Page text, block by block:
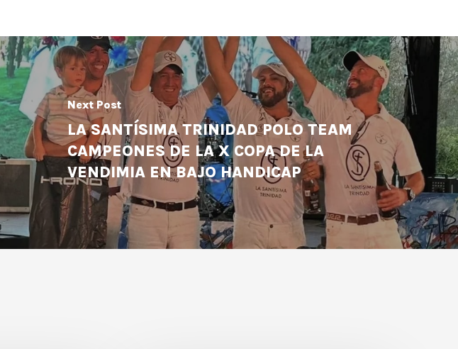
Next Post
LA SANTÍSIMA TRINIDAD POLO TEAM
CAMPEONES DE LA X COPA DE LA
VENDIMIA EN BAJO HANDICAP